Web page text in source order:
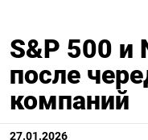
S&P 500 и
после
компаний
27.01.2026